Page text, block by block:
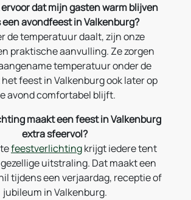
ervoor dat mijn gasten warm blijven
avondfeest in Valkenburg?
de temperatuur daalt, zijn onze
praktische aanvulling. Ze zorgen
temperatuur onder de
feest in Valkenburg ook later op
avond comfortabel blijft.
maakt een feest in Valkenburg
extra sfeervol?
feestverlichtingkrijgt iedere tent
uitstraling. Dat maakt een
tijdens een verjaardag, receptie of
jubileum in Valkenburg.